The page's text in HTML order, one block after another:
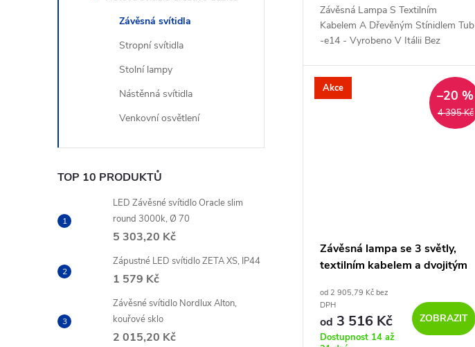
Závěsná svítidla
Stropní svítidla
Stolní lampy
Nástěnná svítidla
Venkovní osvětlení
TOP 10 PRODUKTŮ
LED Závěsné svítidlo Oracle slim
round 3000k, Ø 70
5 303,20 Kč
Zápustné LED svítidlo ZETA XS, IP44
1 579 Kč
Závěsné svítidlo Nordlux Alton,
kouřové sklo
2 015,20 Kč
ů
k
Závěsná Lampa S Textilním
Kabelem A Dřevěným Stínidlem Tub
-e14 - Vyrobeno V Itálii Bez
Akce
4 395 Kč
–20 %
Závěsná lampa se 3 světly,
textilním kabelem a dvojitým
od 2 905,79 Kč bez
DPH
od 3 516 Kč
Dostupnost 14 až
ZOBRAZIT